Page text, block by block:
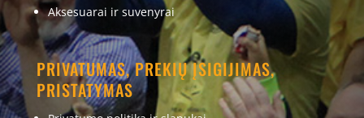
Aksesuarai ir suvenyrai
PRIVATUMAS, PREKIŲ ĮSIGIJIMAS,
PRISTATYMAS